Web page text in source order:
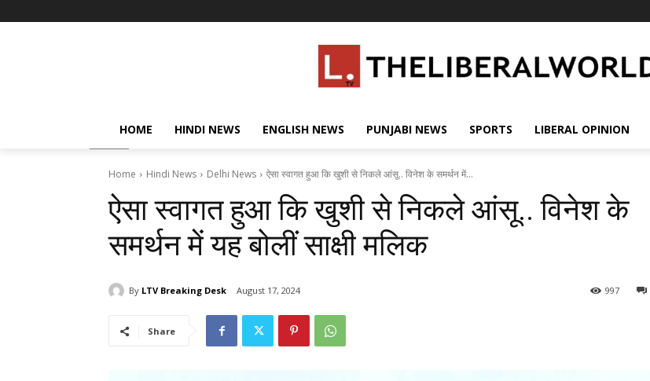
HOME HINDI NEWS ENGLISH NEWS PUNJABI NEWS SPORTS LIBERAL OPINION
Home Hindi News Delhi News ऐसा स्वागत हुआ कि खुशी से निकले आंसू.. विनेश के समर्थन में...
ऐसा स्वागत हुआ कि खुशी से निकले आंसू.. विनेश के
समर्थन में यह बोलीं साक्षी मलिक
By LTV Breaking Desk August 17, 2024 997
Share